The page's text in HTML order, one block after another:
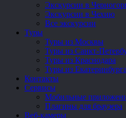
Экскурсии в
Экскурсии в Чехию
Все экскурсии
Туры
Туры из Москвы
Туры из Санкт-
Туры из Краснодара
Туры из Екатеринбурга
Контакты
Сервисы
Мобильные
Плагины для браузера
Веб-камеры